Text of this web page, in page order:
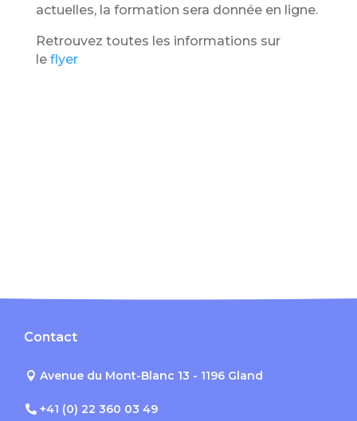
actuelles, la formation sera donnée en ligne.
Retrouvez toutes les informations sur
le flyer
Contact
Avenue du Mont-Blanc 13 - 1196 Gland
+41 (0) 22 360 03 49